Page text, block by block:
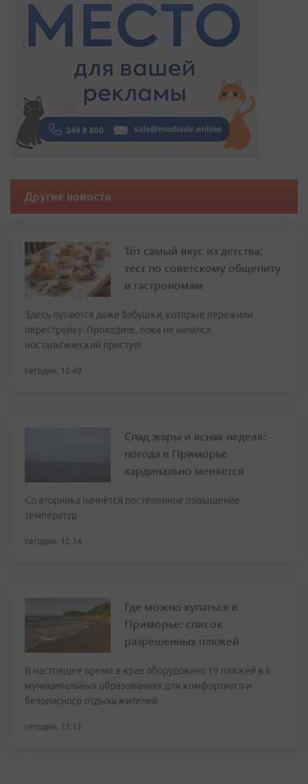
Другие новости
Тот самый вкус из детства:
тест по советскому общепиту
и гастрономам
Здесь путаются даже бабушки, которые пережили
перестройку. Проходите, пока не начался
ностальгический приступ!
сегодня, 12:49
Спад жары и ясная неделя:
погода в Приморье
кардинально меняется
Со вторника начнётся постепенное повышение
температур
сегодня, 12:34
Где можно купаться в
Приморье: список
разрешенных пляжей
В настоящее время в крае оборудовано 19 пляжей в 6
муниципальных образованиях для комфортного и
безопасного отдыха жителей
сегодня, 11:12